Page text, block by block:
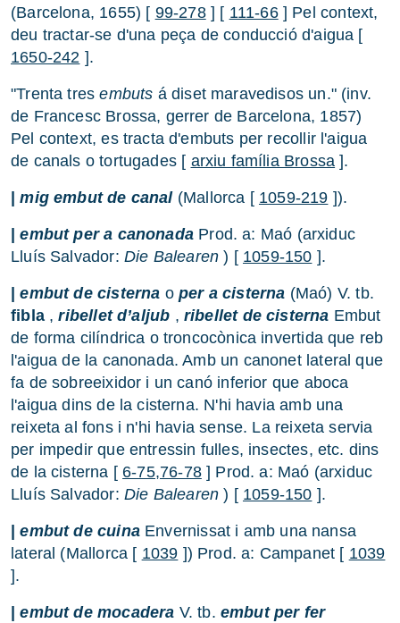
(Barcelona, 1655) [ 99-278] [ 111-66] Pel context,
deu tractar-se d'una peça de conducció d'aigua [
1650-242 ].
"Trenta tresembuts á diset maravedisos un." (inv.
de Francesc Brossa, gerrer de Barcelona, 1857)
Pel context, es tracta d'embuts per recollir l'aigua
de canals o tortugades [ arxiu família Brossa ].
|mig embut de canal(Mallorca [ 1059-219 ]).
|embut per a canonadaProd. a: Maó (arxiduc
Lluís Salvador: Die Balearen ) [ 1059-150 ].
|embut de cisterna oper a cisterna (Maó) V. tb.
fibla,ribellet d’aljub , ribellet de cisterna Embut
de forma cilíndrica o troncocònica invertida que reb
l'aigua de la canonada. Amb un canonet lateral que
fa de sobreeixidor i un canó inferior que aboca
l'aigua dins de la cisterna. N'hi havia amb una
reixeta al fons i n'hi havia sense. La reixeta servia
per impedir que entressin fulles, insectes, etc. dins
de la cisterna [ 6-75,76-78] Prod. a: Maó (arxiduc
Lluís Salvador: Die Balearen ) [ 1059-150 ].
|embut de cuinaEnvernissat i amb una nansa
lateral (Mallorca [ 1039 ]) Prod. a: Campanet [ 1039
].
|embut de mocadera V. tb. embut per fer